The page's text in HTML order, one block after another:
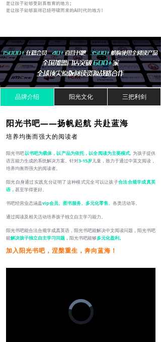
品牌介绍 阳光文化 三把利剑
阳光书吧——扬帆起航 共赴蓝海
培养均衡而强大的阅读者
阳光书吧以书吧为载体，以产品为依托，以全阅读为主要模式, 为孩子提供
语言能力生成的系统解决方案。针对3-15岁儿童，致力于通过中英文阅读，
培养均衡而强大的阅读者。
阳光自身通过实践充分证明了这种模式完全可以让孩子合法合规学成真英
语， 甚至学得更好。
书吧经营业态涵盖vip会员、图书服务、多元化零售、 各类活动等。
通过阅读及相关活动培养孩子独立自主学习能力。
阳光书吧能合法合规学成真英语，阳光书吧能解决中文阅读问题，阳光书吧
能解决孩子独立自主学习问题， 阳光书吧能够多元化盈利。
加入阳光书吧，涅槃重生，奔向蓝海！
Video
Player
is
loading.